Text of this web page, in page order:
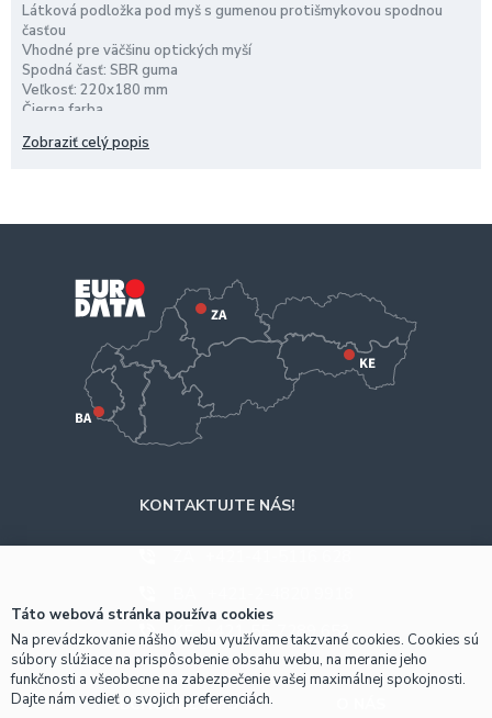
Látková podložka pod myš s gumenou protišmykovou spodnou
časťou
Vhodné pre väčšinu optických myší
Spodná časť: SBR guma
Veľkosť: 220x180 mm
Čierna farba
Zobraziť celý popis
KONTAKTUJTE NÁS!
KE +421-55-7289 653
OBCHODNÉ INFO
Táto webová stránka používa cookies
Na prevádzkovanie nášho webu využívame takzvané cookies. Cookies sú
súbory slúžiace na prispôsobenie obsahu webu, na meranie jeho
funkčnosti a všeobecne na zabezpečenie vašej maximálnej spokojnosti.
Dajte nám vedieť o svojich preferenciách.